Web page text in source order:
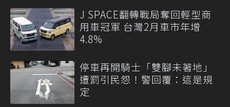
J SPACE翻轉戰局奪回輕型商
用車冠軍 台灣2月車市年增
4.8%
停車再開騎士「雙腳未著地」
遭罰引民怨！警回覆：這是規
定